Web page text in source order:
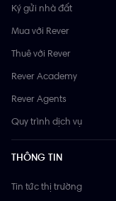
Ký gửi nhà đất
Mua với Rever
Thuê với Rever
Rever Academy
Rever Agents
Quy trình dịch vụ
THÔNG TIN
Tin tức thị trường